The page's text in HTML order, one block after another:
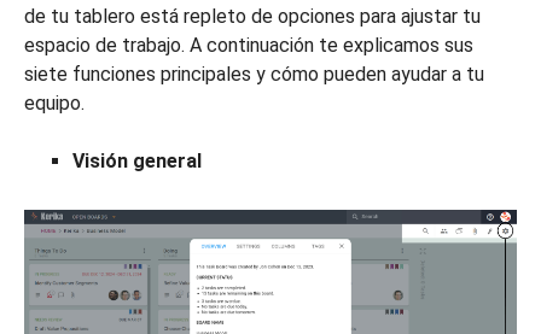
de tu tablero está repleto de opciones para ajustar tu
espacio de trabajo. A continuación te explicamos sus
siete funciones principales y cómo pueden ayudar a tu
equipo.
Visión general